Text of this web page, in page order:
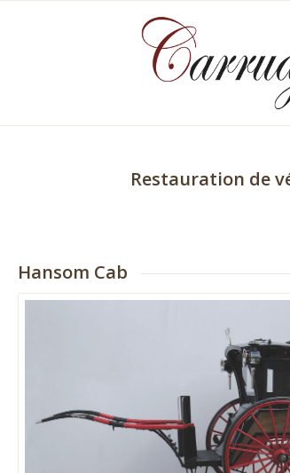
Restauration de
Hansom Cab